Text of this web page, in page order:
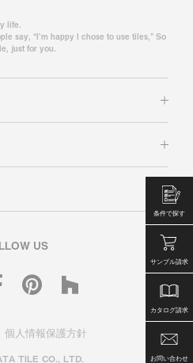
条件で探す
サンプル請求
カタログ請求
お問い合わせ
life.
say, “I’m happy I chose to use tiles,” So
just for you.
US
個人情報保護方針
TILE CO., LTD.